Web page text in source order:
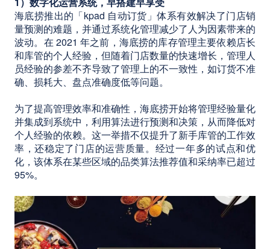
海底捞推出的「kpad 自动订货」体系有效解决了门店销
量预测的难题，并通过系统化管理减少了人为因素带来的
波动。在 2021 年之前，海底捞的库存管理主要依赖店长
和库管的个人经验，但随着门店数量的快速增长，管理人
员经验的参差不齐导致了管理上的不一致性，如订货不准
确、损耗大、盘点准确度低等问题。
为了提高管理效率和准确性，海底捞开始将管理经验量化
并集成到系统中，利用算法进行预测和决策，从而降低对
个人经验的依赖。这一举措不仅提升了新手库管的工作效
率，还稳定了门店的运营质量。经过一年多的试点和优
化，该体系在某些区域的品类算法推荐值和采纳率已超过
95%。